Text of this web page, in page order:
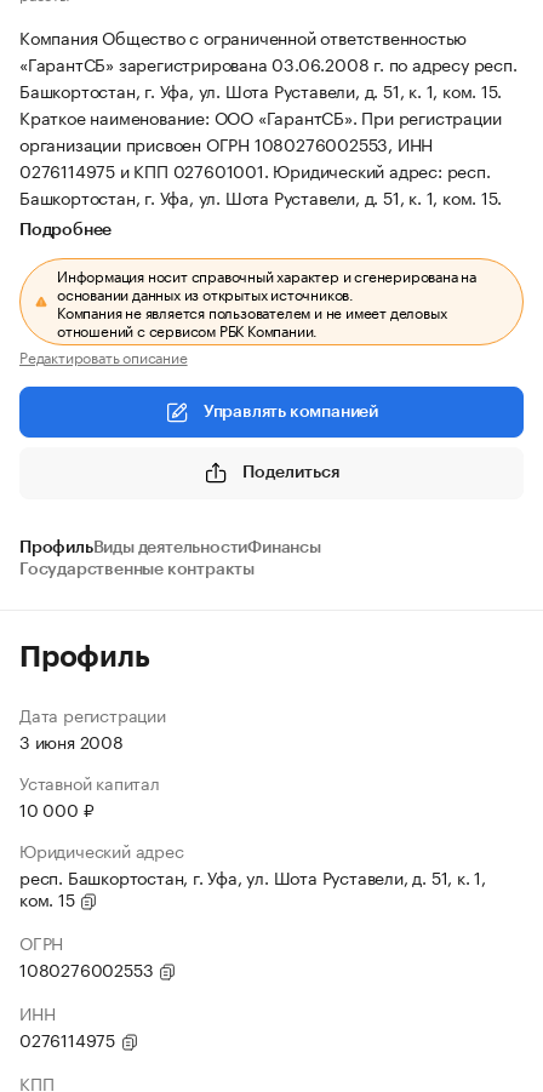
Компания Общество с ограниченной ответственностью
«ГарантСБ» зарегистрирована 03.06.2008 г. по адресу респ.
Башкортостан, г. Уфа, ул. Шота Руставели, д. 51, к. 1, ком. 15.
Краткое наименование: ООО «ГарантСБ». При регистрации
организации присвоен ОГРН 1080276002553, ИНН
0276114975 и КПП 027601001. Юридический адрес: респ.
Башкортостан, г. Уфа, ул. Шота Руставели, д. 51, к. 1, ком. 15.
Подробнее
Информация носит справочный характер и сгенерирована на
основании данных из открытых источников.
Компания не является пользователем и не имеет деловых
отношений с сервисом РБК Компании.
Редактировать описание
Управлять компанией
Поделиться
ПрофильВиды деятельностиФинансы
Государственные контракты
Профиль
Дата регистрации
3 июня 2008
Уставной капитал
10 000 ₽
Юридический адрес
респ. Башкортостан, г. Уфа, ул. Шота Руставели, д. 51, к. 1,
ком. 15
ОГРН
1080276002553
ИНН
0276114975
КПП